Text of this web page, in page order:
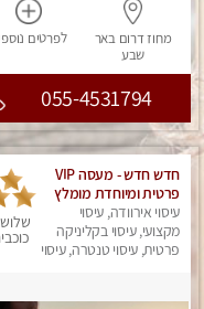
מחוז דרוםבאר
שבע
לפרטים
055-4531794
חדש חדש - מעסה VIP
פרטית ומיוחדת מומלץ
מאוד!!‏
עיסוי אירוודה, עיסוי
מקצועי, עיסוי בקליניקה
פרטית, עיסוי טנטרה, עיסוי